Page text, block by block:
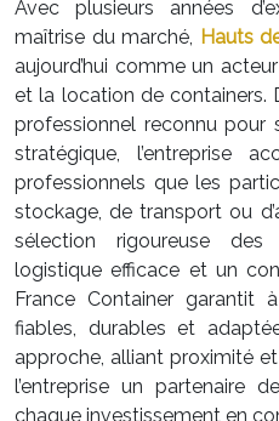
Avec plusieurs années
maîtrise du marché, Hauts
aujourd’hui comme un
et la location de containers.
professionnel reconnu pour
stratégique, l’entreprise
professionnels que les
stockage, de transport ou
sélection rigoureuse
logistique efficace et un
France Container garantit
fiables, durables et
approche, alliant proximité
l’entreprise un partenaire
chaque investissement en